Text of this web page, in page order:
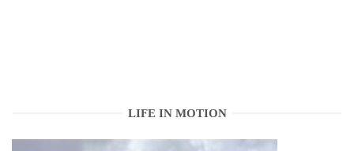
LIFE IN MOTION